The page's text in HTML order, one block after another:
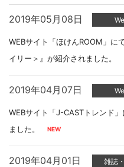
2019年05月08日
WEBサイト「ほけんROOM」に
イリー＞』が紹介されました。
2019年04月07日
WEBサイト「J-CASTトレンド
ました。
2019年04月01日 雑誌